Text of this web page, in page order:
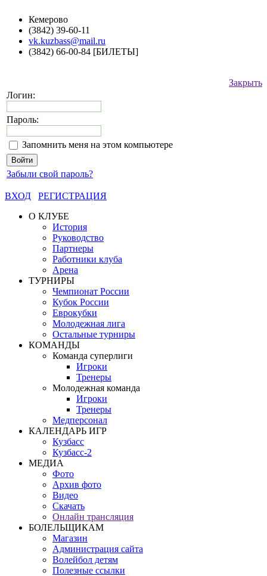
Кемерово
(3842) 39-60-11
vk.kuzbass@mail.ru
(3842) 66-00-84 [БИЛЕТЫ]
Закрыть
Логин:
Пароль:
Запомнить меня на этом компьютере
Забыли свой пароль?
ВХОД
РЕГИСТРАЦИЯ
О КЛУБЕ
История
Руководство
Партнеры
Работники клуба
Арена
ТУРНИРЫ
Чемпионат России
Кубок России
Еврокубки
Молодежная лига
Остальные турниры
КОМАНДЫ
Команда суперлиги
Игроки
Тренеры
Молодежная команда
Игроки
Тренеры
Медперсонал
КАЛЕНДАРЬ ИГР
Кузбасс
Кузбасс-2
МЕДИА
Фото
Архив фото
Видео
Скачать
Онлайн трансляция
БОЛЕЛЬЩИКАМ
Магазин
Администрация сайта
Волейбол детям
Полезные ссылки